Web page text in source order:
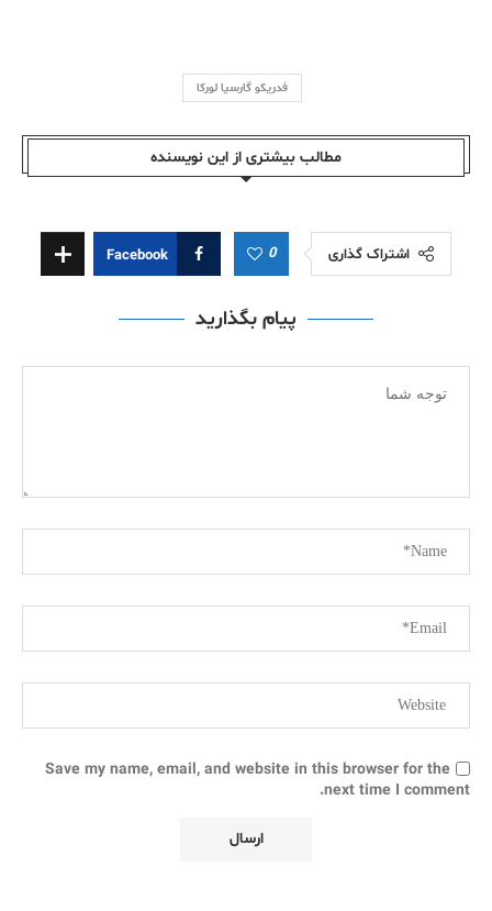
فدريکو گارسيا لورکا
مطالب بیشتری از این نویسندە
اشتراک گذاری 0
Facebook
پیام بگذارید
Save my name, email, and website in this browser for the
next time I comment.